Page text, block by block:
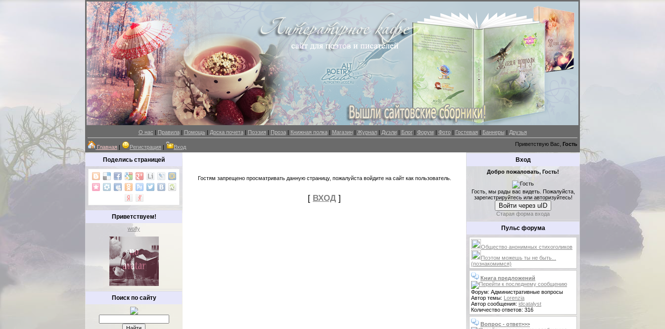
О нас | Правила| Помощь | Доска почета| Поэзия | Проза| Книжная полка| Магазин| Журнал| Дуэли| Блог| Форум | Фото| Гостевая | Баннеры | Друзья
Главная | Регистрация | Вход Приветствую Вас, Гость
Поделись страницей
Приветствуем!
wolfy
Поиск по сайту
Гостям запрещено просматривать данную страницу, пожалуйста войдите на сайт как пользователь.
[ ВХОД ]
Вход
Добро пожаловать, Гость!
Гость, мы рады вас видеть. Пожалуйста,
зарегистрируйтесь или авторизуйтесь!
Войти через uID
Старая форма входа
Пульс форума
Общество анонимных стихоголиков
Поэтом можешь ты не быть...
(познакомимся)
Книга предложений
Форум: Административные вопросы
Автор темы: Lorenzia
Автор сообщения: idcatalyst
Количество ответов: 316
Вопрос - ответ>>>